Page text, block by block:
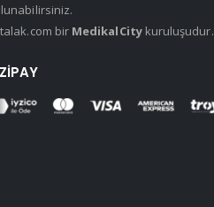
bir MedikalCitykuruluşudur.